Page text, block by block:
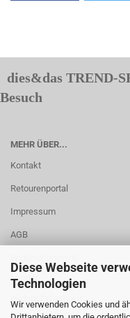
Diese Webseite
Technologien
Wir verwenden Cookies und
dies&das TREND-
Besuch
MEHR ÜBER...
Kontakt
Retourenportal
Impressum
AGB
Muster-
Widerrufsformular